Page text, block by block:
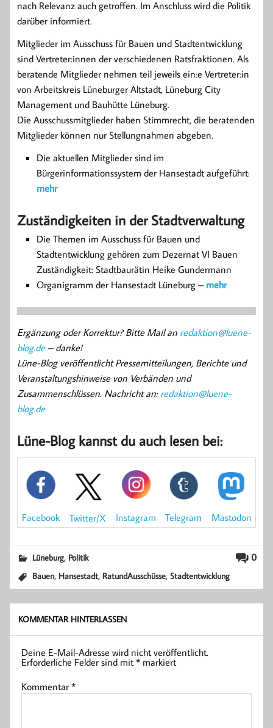
nach Relevanz auch getroffen. Im Anschluss wird die Politik
darüber informiert.
Mitglieder im Ausschuss für Bauen und Stadtentwicklung
sind Vertreter:innen der verschiedenen Ratsfraktionen. Als
beratende Mitglieder nehmen teil jeweils ein:e Vertreter:in
von Arbeitskreis Lüneburger Altstadt, Lüneburg City
Management und Bauhütte Lüneburg.
Die Ausschussmitglieder haben Stimmrecht, die beratenden
Mitglieder können nur Stellungnahmen abgeben.
Die aktuellen Mitglieder sind im
Bürgerinformationssystem der Hansestadt aufgeführt:
mehr
Zuständigkeiten in der Stadtverwaltung
Die Themen im Ausschuss für Bauen und
Stadtentwicklung gehören zum Dezernat VI Bauen
Zuständigkeit: Stadtbaurätin Heike Gundermann
Organigramm der Hansestadt Lüneburg – mehr
Ergänzung oder Korrektur? Bitte Mail an redaktion@luene-
blog.de– danke!
Lüne-Blog veröffentlicht Pressemitteilungen, Berichte und
Veranstaltungshinweise von Verbänden und
Zusammenschlüssen. Nachricht an: redaktion@luene-
blog.de
Lüne-Blog kannst du auch lesen bei:
Facebook Twitter/X Instagram Telegram Mastodon
0
Lüneburg, Politik
Bauen, Hansestadt, RatundAusschüsse,Stadtentwicklung
KOMMENTAR HINTERLASSEN
Deine E-Mail-Adresse wird nicht veröffentlicht.
Erforderliche Felder sind mit* markiert
Kommentar*